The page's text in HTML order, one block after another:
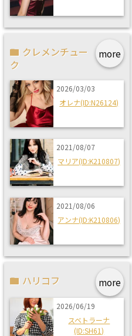
more
クレメンチュー
ク
2026/03/03
オレナ(ID:N26124)
2021/08/07
マリア(ID:K210807)
2021/08/06
アンナ(ID:K210806)
more
ハリコフ
2026/06/19
スベトラーナ
(ID:SH61)